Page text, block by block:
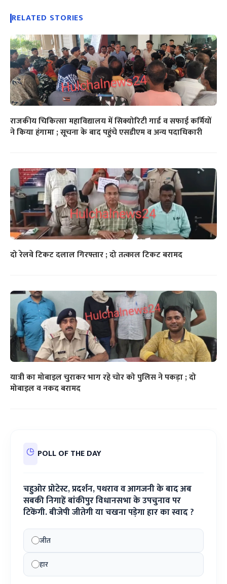
RELATED STORIES
राजकीय चिकित्सा महाविद्यालय में सिक्योरिटी गार्ड व सफाई कर्मियों
ने किया हंगामा ; सूचना के बाद पहुंचे एसडीएम व अन्य पदाधिकारी
दो रेलवे टिकट दलाल गिरफ्तार ; दो तत्काल टिकट बरामद
यात्री का मोबाइल चुराकर भाग रहे चोर को पुलिस ने पकड़ा ; दो
मोबाइल व नकद बरामद
POLL OF THE DAY
चहुओर प्रोटेस्ट, प्रदर्शन, पथराव व आगजनी के बाद अब
सबकी निगाहें बांकीपुर विधानसभा के उपचुनाव पर
टिकेंगी. बीजेपी जीतेगी या चखना पड़ेगा हार का स्वाद ?
जीत
हार